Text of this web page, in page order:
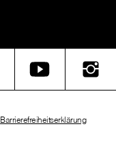
Barrierefreiheitserklärung